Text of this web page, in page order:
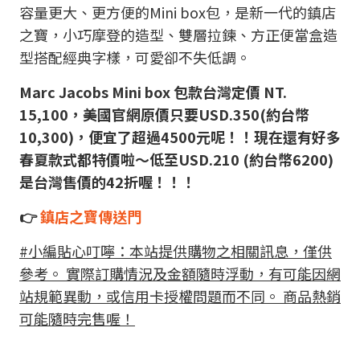
容量更大、更方便的Mini box包，是新一代的鎮店
之寶，小巧摩登的造型、雙層拉鍊、方正便當盒造
型搭配經典字樣，可愛卻不失低調。
Marc Jacobs Mini box 包款台灣定價 NT.
15,100，美國官網原價只要USD.350(約台幣
10,300)，便宜了超過4500元呢 ！！現在還有好多
春夏款式都特價啦～低至USD.210 (約台幣6200)
是台灣售價的42折喔！！！
👉鎮店之寶傳送門
#小編貼心叮嚀：本站提供購物之相關訊息，僅供
參考。 實際訂購情況及金額隨時浮動，有可能因網
站規範異動，或信用卡授權問題而不同。 商品熱銷
可能隨時完售喔！